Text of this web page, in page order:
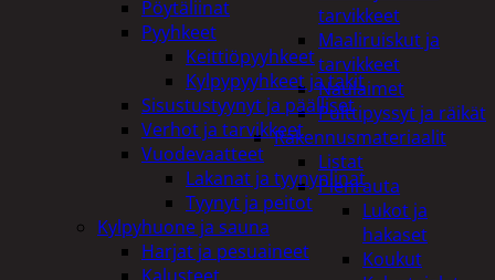
tarvikkeet
Maaliruiskut ja
tarvikkeet
Naulaimet
Pulttipyssyt ja räikät
Rakennusmateriaalit
Listat
Pienrauta
Lukot ja
hakaset
Koukut
Pöytäliinat
Pyyhkeet
Keittiöpyyhkeet
Kylpypyyhkeet ja takit
Sisustustyynyt ja päälliset
Verhot ja tarvikkeet
Vuodevaatteet
Lakanat ja tyynynlinat
Tyynyt ja peitot
Kylpyhuone ja sauna
Harjat ja pesuaineet